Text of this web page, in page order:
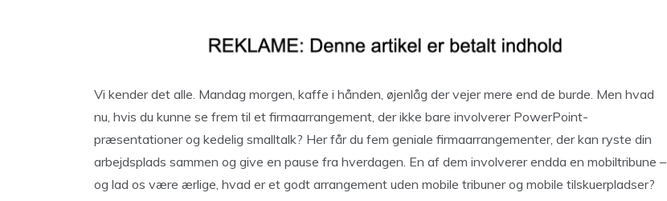
Vi kender det alle. Mandag morgen, kaffe i hånden, øjenlåg der vejer mere end de burde. Men hvad
nu, hvis du kunne se frem til et firmaarrangement, der ikke bare involverer PowerPoint-
præsentationer og kedelig smalltalk? Her får du fem geniale firmaarrangementer, der kan ryste din
arbejdsplads sammen og give en pause fra hverdagen. En af dem involverer endda en mobiltribune –
og lad os være ærlige, hvad er et godt arrangement uden mobile tribuner og mobile tilskuerpladser?